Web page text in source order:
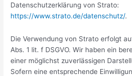
Datenschutzerklärung von Strato:
https://www.strato.de/datenschutz/.
Die Verwendung von Strato erfolgt
Abs. 1 lit. f DSGVO. Wir haben ein
einer möglichst zuverlässigen
Sofern eine entsprechende